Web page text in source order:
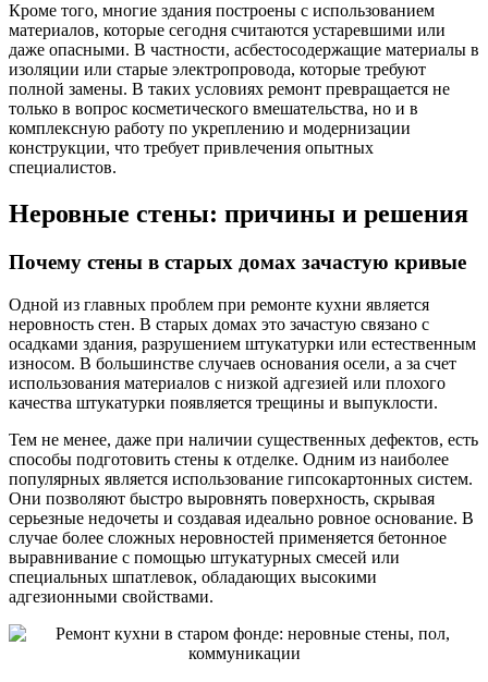
Кроме того, многие здания построены с использованием
материалов, которые сегодня считаются устаревшими или
даже опасными. В частности, асбестосодержащие материалы в
изоляции или старые электропровода, которые требуют
полной замены. В таких условиях ремонт превращается не
только в вопрос косметического вмешательства, но и в
комплексную работу по укреплению и модернизации
конструкции, что требует привлечения опытных
специалистов.
Неровные стены: причины и решения
Почему стены в старых домах зачастую кривые
Одной из главных проблем при ремонте кухни является
неровность стен. В старых домах это зачастую связано с
осадками здания, разрушением штукатурки или естественным
износом. В большинстве случаев основания осели, а за счет
использования материалов с низкой адгезией или плохого
качества штукатурки появляется трещины и выпуклости.
Тем не менее, даже при наличии существенных дефектов, есть
способы подготовить стены к отделке. Одним из наиболее
популярных является использование гипсокартонных систем.
Они позволяют быстро выровнять поверхность, скрывая
серьезные недочеты и создавая идеально ровное основание. В
случае более сложных неровностей применяется бетонное
выравнивание с помощью штукатурных смесей или
специальных шпатлевок, обладающих высокими
адгезионными свойствами.